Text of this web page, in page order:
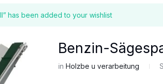
has been added to your wishlist
Benzin-
inHolzbe u verarbeitung